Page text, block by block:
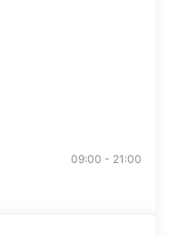
09:00 - 21:00